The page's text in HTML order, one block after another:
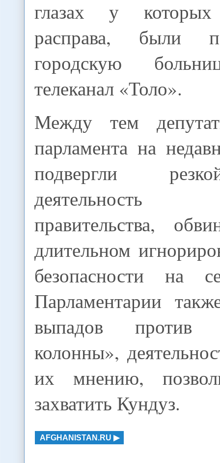
глазах у которых
расправа, были
городскую
телеканал «Толо».
Между тем
парламента на
подвергли
деятельность
правительства,
длительном
безопасности на
Парламентарии
выпадов против
колонны»,
их мнению,
захватить Кундуз.
AFGHANISTAN.RU